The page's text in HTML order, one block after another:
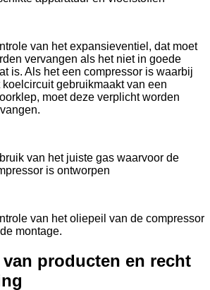
van het expansieventiel, dat moet
vervangen als het niet in goede
is. Als het een compressor is waarbij
koelcircuit gebruikmaakt van een
moet deze verplicht worden
van het juiste gas waarvoor de
is ontworpen
van het oliepeil van de compressor
montage.
producten en recht